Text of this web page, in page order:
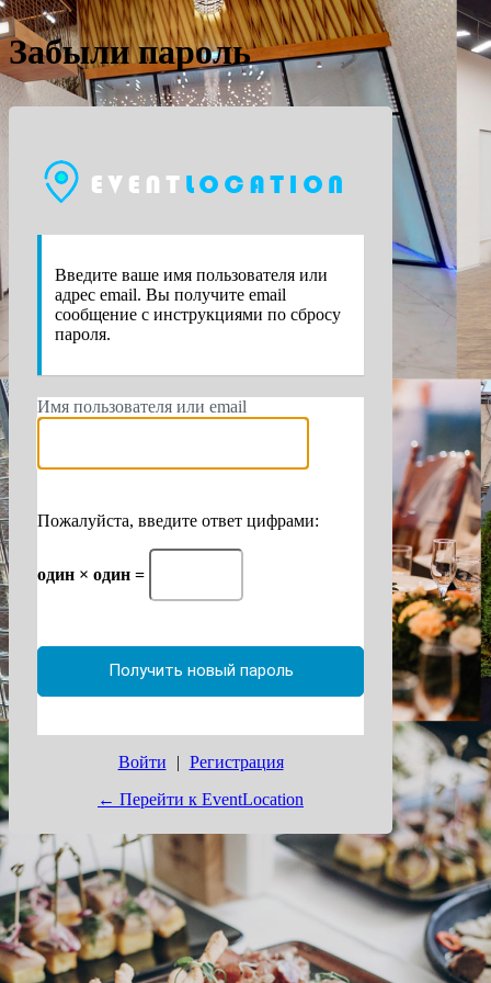
Забыли пароль
https://
Введите ваше имя пользователя или
адрес email. Вы получите email
сообщение с инструкциями по сбросу
пароля.
Имя пользователя или email
Пожалуйста, введите ответ цифрами:
один × один =
Войти | Регистрация
← Перейти к EventLocation